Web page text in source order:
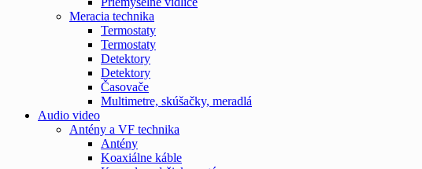
Meracia technika
Termostaty
Termostaty
Detektory
Detektory
Časovače
Multimetre, skúšačky, meradlá
Audio video
Antény a VF technika
Antény
Koaxiálne káble